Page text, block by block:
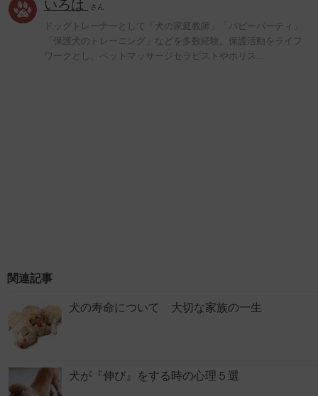
いろは さん
ドッグトレーナーとして「犬の家庭教師」「パピーパーティ」
「保護犬のトレーニング」などを多数経験。保護活動をライフ
ワークとし、ペットマッサージセラピストやホリス…
関連記事
犬の寿命について 大切な家族の一生
犬が『伸び』をする時の心理５選